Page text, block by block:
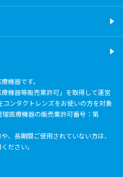
機器です。
機器等販売業許可」を取得して運営
ンタクトレンズをお使いの方を対象
医療機器の販売業許可番号：第
、長期間ご使用されていない方は、
ださい。